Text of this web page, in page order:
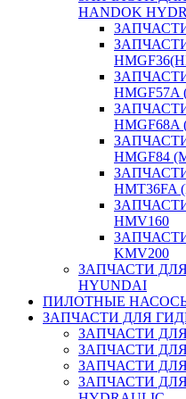
HANDOK
HMGF57A
HMGF68A
HMGF84
HMT36FA
HMV160
KMV200
ЗАПЧАСТИ
HYUNDAI
ПИЛОТНЫЕ
ЗАПЧАСТИ ДЛЯ
ЗАПЧАСТИ
ЗАПЧАСТИ
ЗАПЧАСТИ
ЗАПЧАСТИ